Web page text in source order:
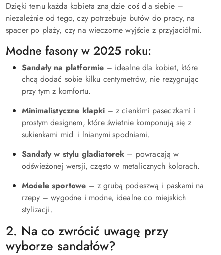
Dzięki temu każda kobieta znajdzie coś dla siebie –
niezależnie od tego, czy potrzebuje butów do pracy, na
spacer po plaży, czy na wieczorne wyjście z przyjaciółmi.
Modne fasony w 2025 roku:
Sandały na platformie – idealne dla kobiet, które
chcą dodać sobie kilku centymetrów, nie rezygnując
przy tym z komfortu.
Minimalistyczne klapki – z cienkimi paseczkami i
prostym designem, które świetnie komponują się z
sukienkami midi i lnianymi spodniami.
Sandały w stylu gladiatorek – powracają w
odświeżonej wersji, często w metalicznych kolorach.
Modele sportowe – z grubą podeszwą i paskami na
rzepy – wygodne i modne, idealne do miejskich
stylizacji.
2. Na co zwrócić uwagę przy
wyborze sandałów?